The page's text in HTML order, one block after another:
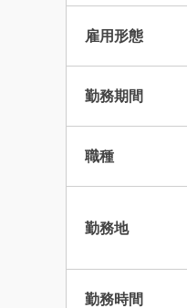
雇用形態
勤務期間
職種
勤務地
勤務時間